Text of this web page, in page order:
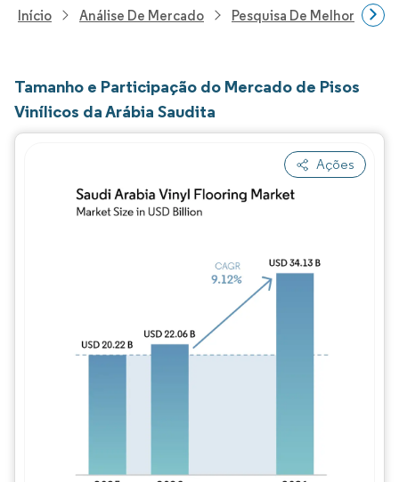
Início Análise De Mercado Pesquisa De Melhorias
Tamanho e Participação do Mercado de Pisos
Vinílicos da Arábia Saudita
Ações